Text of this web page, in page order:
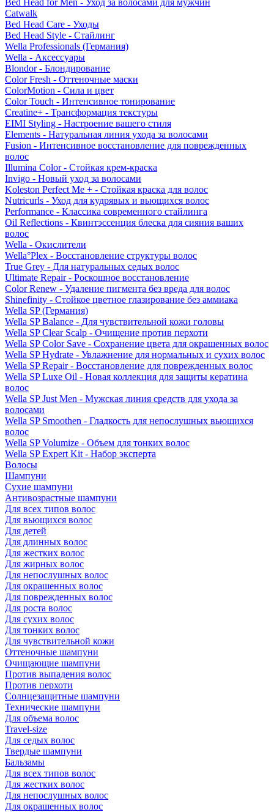
Bed Head for Men - Уход за волосами для мужчин
Catwalk
Bed Head Care - Уходы
Bed Head Style - Стайлинг
Wella Professionals (Германия)
Wella - Аксессуары
Blondor - Блондирование
Color Fresh - Оттеночные маски
ColorMotion - Сила и цвет
Color Touch - Интенсивное тонирование
Creatine+ - Трансформация текстуры
EIMI Styling - Настроение вашего стиля
Elements - Натуральная линия ухода за волосами
Fusion - Интенсивное восстановление для поврежденных
волос
Illumina Color - Стойкая крем-краска
Invigo - Новый уход за волосами
Koleston Perfect Me + - Стойкая краска для волос
Nutricurls - Уход для кудрявых и вьющихся волос
Performance - Классика современного стайлинга
Oil Reflections - Квинтэссенция блеска для сияния ваших
волос
Wella - Окислители
Wella°Plex - Восстановление структуры волос
True Grey - Для натуральных седых волос
Ultimate Repair - Роскошное восстановление
Color Renew - Удаление пигмента без вреда для волос
Shinefinity - Стойкое цветное глазирование без аммиака
Wella SP (Германия)
Wella SP Balance - Для чувствительной кожи головы
Wella SP Clear Scalp - Очищение против перхоти
Wella SP Color Save - Сохранение цвета для окрашенных волос
Wella SP Hydrate - Увлажнение для нормальных и сухих волос
Wella SP Repair - Восстановление для поврежденных волос
Wella SP Luxe Oil - Новая коллекция для защиты кератина
волос
Wella SP Just Men - Мужская линия средств для ухода за
волосами
Wella SP Smoothen - Гладкость для непослушных вьющихся
волос
Wella SP Volumize - Объем для тонких волос
Wella SP Expert Kit - Набор эксперта
Волосы
Шампуни
Сухие шампуни
Антивозрастные шампуни
Для всех типов волос
Для вьющихся волос
Для детей
Для длинных волос
Для жестких волос
Для жирных волос
Для непослушных волос
Для окрашенных волос
Для поврежденных волос
Для роста волос
Для сухих волос
Для тонких волос
Для чувствительной кожи
Оттеночные шампуни
Очищающие шампуни
Против выпадения волос
Против перхоти
Солнцезащитные шампуни
Технические шампуни
Для объема волос
Travel-size
Для седых волос
Твердые шампуни
Бальзамы
Для всех типов волос
Для жестких волос
Для непослушных волос
Для окрашенных волос